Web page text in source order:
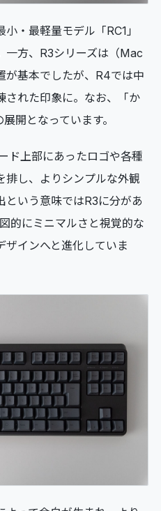
・最軽量モデル「RC1」
一方、R3シリーズは（Mac
が基本でしたが、R4では中
された印象に。なお、「か
開となっています。
ド上部にあったロゴや各種
排し、よりシンプルな外観
という意味ではR3に分があ
的にミニマルさと視覚的な
ザインへと進化していま